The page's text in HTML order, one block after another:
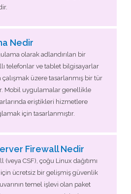
Nedir
olarak adlandırılan bir
telefonlar ve tablet bilgisayarlar
üzere tasarlanmış bir tür
Mobil uygulamalar genellikle
eriştikleri hizmetlere
için tasarlanmıştır.
Firewall Nedir
CSF), çoğu Linux dağıtımı
için ücretsiz bir gelişmiş güvenlik
temel işlevi olan paket